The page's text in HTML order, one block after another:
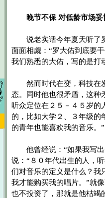
晚节不保 对低龄市场妥
说老实话今年夏天听了罗
面面相觑：“罗大佑到底要
我们熟悉的大佑，写的是打
然而时代在变，科技在发
态。同时他也很矛盾，这种
听众定位在２５－４５岁的
的，比如大学２、３年级的
的青年也能喜欢我的音乐。”
他曾经说：“如果我写出
说：“８０年代出生的人，
们对音乐的定义是什么？我
我才能购买我的唱片。”就
也不投资了，那就是他枯竭